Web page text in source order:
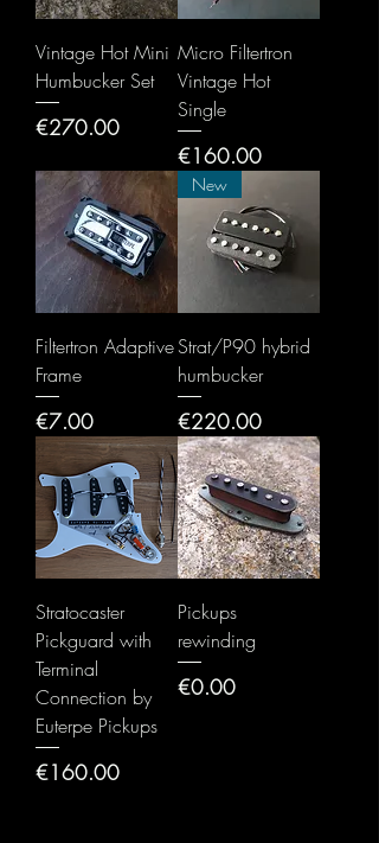
Vintage Hot Mini
Humbucker Set
Price
€270.00
Micro Filtertron
Vintage Hot
Single
Price
€160.00
Filtertron Adaptive
Frame
Price
€7.00
New
Strat/P90 hybrid
humbucker
Price
€220.00
Stratocaster
Pickguard with
Terminal
Connection by
Euterpe Pickups
Price
€160.00
Pickups
rewinding
Price
€0.00